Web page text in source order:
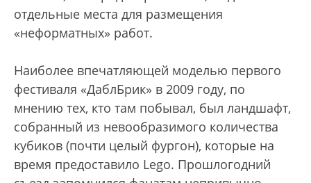
отдельные места для размещения
«неформатных» работ.
Наиболее впечатляющей моделью первого
фестиваля «ДаблБрик» в 2009 году, по
мнению тех, кто там побывал, был ландшафт,
собранный из невообразимого количества
кубиков (почти целый фургон), которые на
время предоставило Lego. Прошлогодний